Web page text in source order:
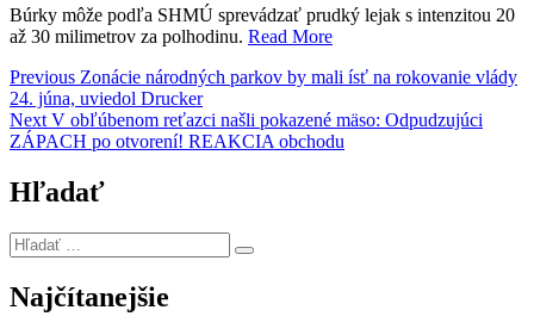
Búrky môže podľa SHMÚ sprevádzať prudký lejak s intenzitou 20
až 30 milimetrov za polhodinu. Read More
Navigácia
v
článku
Previous Previous
post:
Zonácie národných parkov by mali ísť na rokovanie vlády
24. júna, uviedol Drucker
Next Next
post:
V obľúbenom reťazci našli pokazené mäso: Odpudzujúci
ZÁPACH po otvorení! REAKCIA obchodu
Hľadať
Hľadať
…
Najčítanejšie